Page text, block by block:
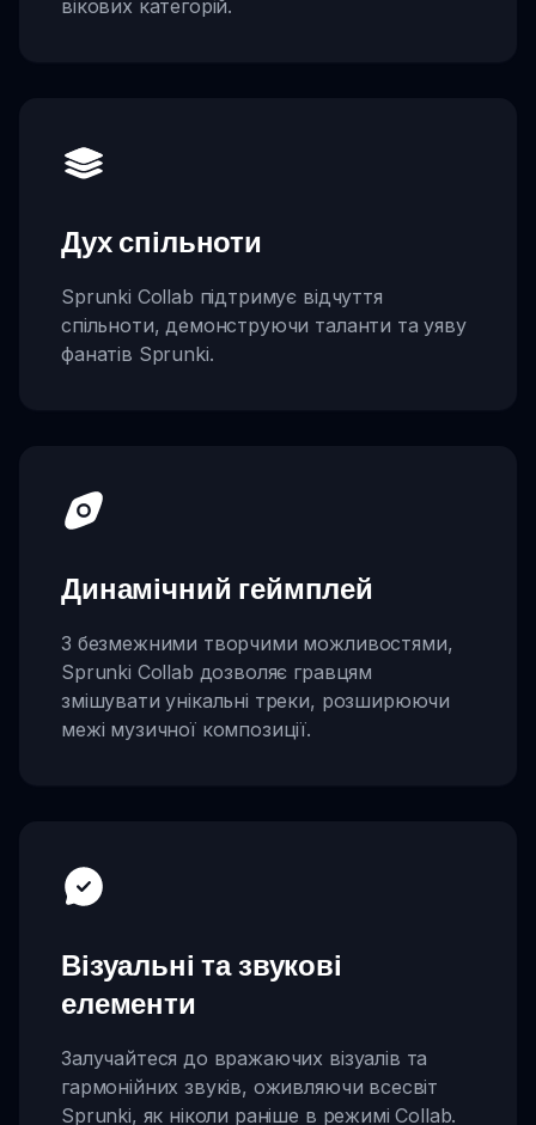
вікових категорій.
Дух спільноти
Sprunki Collab підтримує відчуття
спільноти, демонструючи таланти та уяву
фанатів Sprunki.
Динамічний геймплей
З безмежними творчими можливостями,
Sprunki Collab дозволяє гравцям
змішувати унікальні треки, розширюючи
межі музичної композиції.
Візуальні та звукові
елементи
Залучайтеся до вражаючих візуалів та
гармонійних звуків, оживляючи всесвіт
Sprunki, як ніколи раніше в режимі Collab.